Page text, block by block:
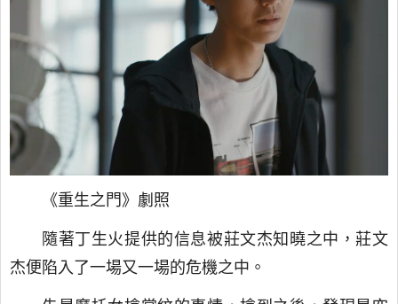
《重生之門》劇照
隨著丁生火提供的信息被莊文杰知曉之中，莊文
杰便陷入了一場又一場的危機之中。